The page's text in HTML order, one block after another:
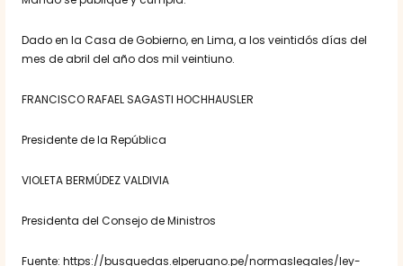
Dado en la Casa de Gobierno, en Lima, a los veintidós días del
mes de abril del año dos mil veintiuno.
FRANCISCO RAFAEL SAGASTI HOCHHAUSLER
Presidente de la República
VIOLETA BERMÚDEZ VALDIVIA
Presidenta del Consejo de Ministros
Fuente: https://busquedas.elperuano.pe/normaslegales/ley-